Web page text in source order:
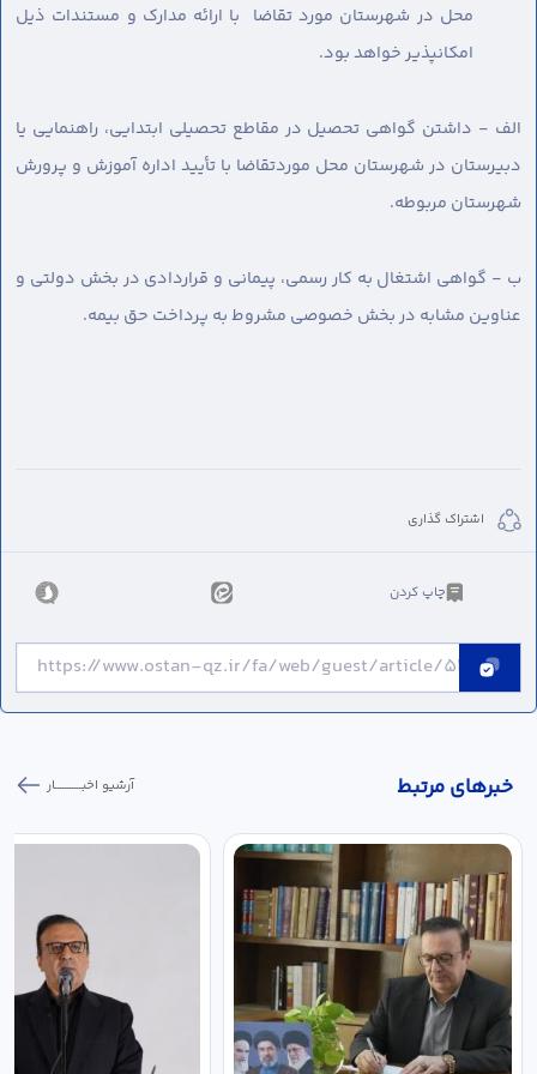
محل در شهرستان مورد تقاضا با ارائه مدارک و مستندات ذیل
امکانپذیر خواهد بود.
الف - داشتن گواهی تحصیل در مقاطع تحصیلی ابتدایی، راهنمایی یا
دبیرستان در شهرستان محل موردتقاضا با تأیید اداره آموزش و پرورش
شهرستان مربوطه.
ب - گواهی اشتغال به کار رسمی، پیمانی و قراردادی در بخش دولتی و
عناوین مشابه در بخش خصوصی مشروط به پرداخت حق بیمه.
اشتراک گذاری
چاپ کردن
خبر‌های مرتبط آرشیو اخبـــــــــــار